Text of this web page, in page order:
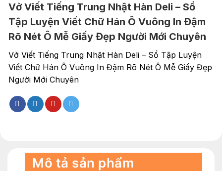
Vở Viết Tiếng Trung Nhật Hàn Deli – Sổ
Tập Luyện Viết Chữ Hán Ô Vuông In Đậm
Rõ Nét Ô Mễ Giấy Đẹp Người Mới Chuyên
Vở Viết Tiếng Trung Nhật Hàn Deli – Sổ Tập Luyện
Viết Chữ Hán Ô Vuông In Đậm Rõ Nét Ô Mễ Giấy Đẹp
Người Mới Chuyên
Mô tả sản phẩm